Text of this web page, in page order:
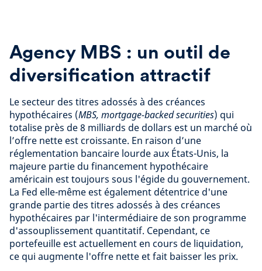
Agency MBS : un outil de
diversification attractif
Le secteur des titres adossés à des créances
hypothécaires (MBS, mortgage-backed securities) qui
totalise près de 8 milliards de dollars est un marché où
l’offre nette est croissante. En raison d’une
réglementation bancaire lourde aux États-Unis, la
majeure partie du financement hypothécaire
américain est toujours sous l'égide du gouvernement.
La Fed elle-même est également détentrice d'une
grande partie des titres adossés à des créances
hypothécaires par l'intermédiaire de son programme
d'assouplissement quantitatif. Cependant, ce
portefeuille est actuellement en cours de liquidation,
ce qui augmente l'offre nette et fait baisser les prix.